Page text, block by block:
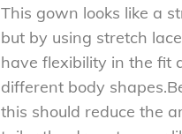
This gown looks like a
but by using stretch
have flexibility in the fit
different body
this should reduce the